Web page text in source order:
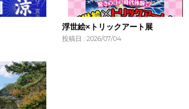
浮世絵×トリックアート展
投稿日 : 2026/07/04